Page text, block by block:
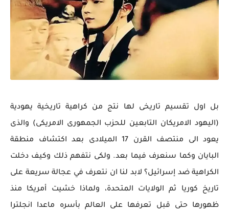
بل اول تقسيم تاريخى لها نتج من كراهية تاريخية يهودية
(اليهود الامريكان التابعين للحزب الجمهورى الامريكى) والذى
يعود الى منتصف القرن 17 الميلادى بعد اكتشاف منطقة
البايان وكما سنعرف فيما بعد. ولكى نتفهم ذلك وكيف دخلت
الكراهية ضد إسرائيل؟ لابد لنا ان نتعرف في عجالة سريعة على
تاريخ كوريا ثم الولايات المتحدة، ولماذا خشيت أمريكا منذ
ظهورها حتى قبل تعرفها على العالم بأسره ماعدا انجلترا